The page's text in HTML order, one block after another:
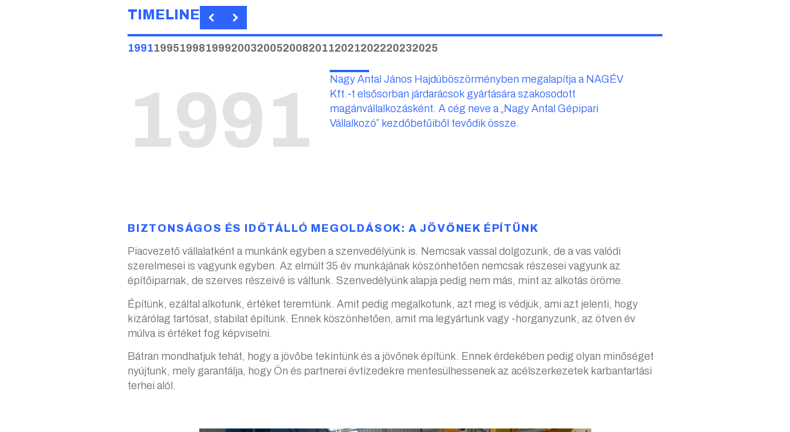
TIMELINE
199119951998199920032005200820112021202220232025
1991
Nagy Antal János Hajdúböszörményben megalapítja a NAGÉV
Kft.-t elsősorban járdarácsok gyártására szakosodott
magánvállalkozásként. A cég neve a „Nagy Antal Gépipari
Vállalkozó” kezdőbetűiből tevődik össze.
BIZTONSÁGOS ÉS IDŐTÁLLÓ MEGOLDÁSOK: A JÖVŐNEK ÉPÍTÜNK
Piacvezető vállalatként a munkánk egyben a szenvedélyünk is. Nemcsak vassal dolgozunk, de a vas valódi
szerelmesei is vagyunk egyben. Az elmúlt 35 év munkájának köszönhetően nemcsak részesei vagyunk az
építőiparnak, de szerves részeivé is váltunk. Szenvedélyünk alapja pedig nem más, mint az alkotás öröme.
Építünk, ezáltal alkotunk, értéket teremtünk. Amit pedig megalkotunk, azt meg is védjük, ami azt jelenti, hogy
kizárólag tartósat, stabilat építünk. Ennek köszönhetően, amit ma legyártunk vagy -horganyzunk, az ötven év
múlva is értéket fog képviselni.
Bátran mondhatjuk tehát, hogy a jövőbe tekintünk és a jövőnek építünk. Ennek érdekében pedig olyan minőséget
nyújtunk, mely garantálja, hogy Ön és partnerei évtizedekre mentesülhessenek az acélszerkezetek karbantartási
terhei alól.